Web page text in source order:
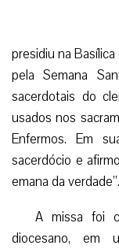
presidiu na
pela Semana
sacerdotais do
usados nos
Enfermos. Em
sacerdócio e
emana da verdade”.
A missa foi
diocesano, em